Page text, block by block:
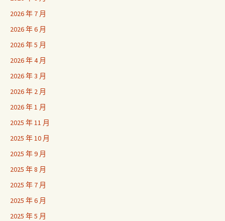
2026 年 7 月
2026 年 6 月
2026 年 5 月
2026 年 4 月
2026 年 3 月
2026 年 2 月
2026 年 1 月
2025 年 11 月
2025 年 10 月
2025 年 9 月
2025 年 8 月
2025 年 7 月
2025 年 6 月
2025 年 5 月